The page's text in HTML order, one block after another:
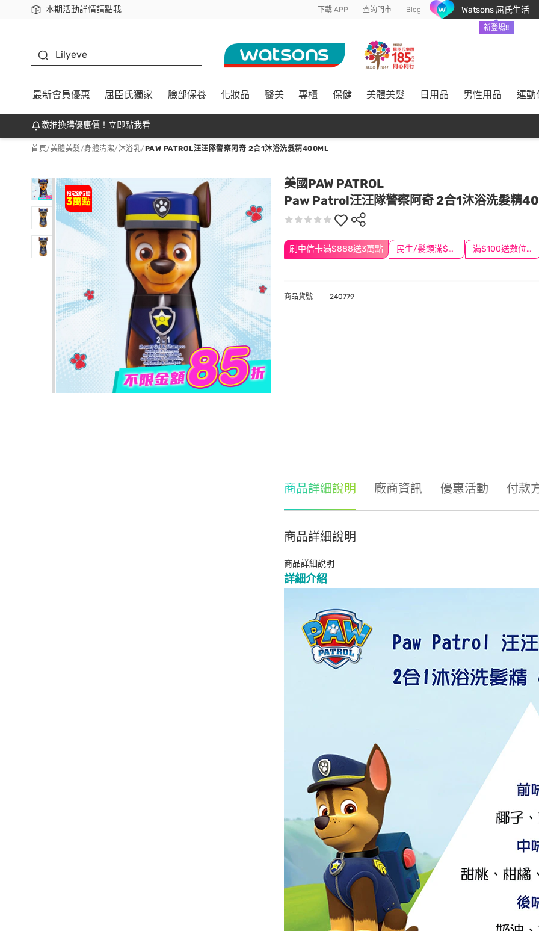
本期活動詳情請點我
下載app最高回饋$350 下載 APP 查詢門市 Blog Watsons 屈氏生活
新登場!!
Lilyeve
最新會員優惠 屈臣氏獨家 臉部保養 化妝品 醫美 專櫃 保健 美體美髮 日用品 男性用品 運動
激推換購優惠價！立即點我看
首頁/美體美髮/身體清潔/沐浴乳/PAW PATROL汪汪隊警察阿奇 2合1沐浴洗髮精400ML
美國PAW PATROL
Paw Patrol汪汪隊警察阿奇 2合1沐浴洗髮精
刷中信卡滿$888送3萬點 民生/髮類滿$388送舒潔冰巾 滿$100送數位印花
商品貨號 240779
商品詳細說明 廠商資訊 優惠活動 付款
商品詳細說明
商品詳細說明
詳細介紹